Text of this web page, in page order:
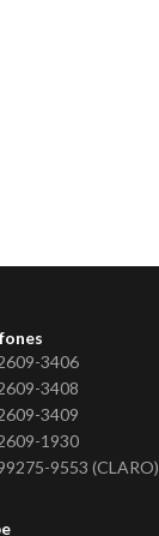
3406
3408
3409
1930
9553 (CLARO)